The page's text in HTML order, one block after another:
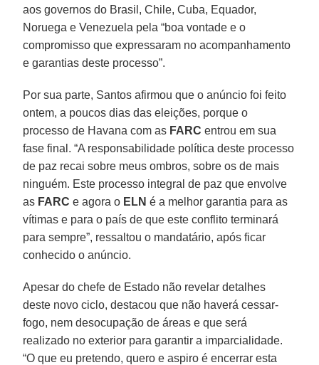
aos governos do Brasil, Chile, Cuba, Equador,
Noruega e Venezuela pela “boa vontade e o
compromisso que expressaram no acompanhamento
e garantias deste processo”.
Por sua parte, Santos afirmou que o anúncio foi feito
ontem, a poucos dias das eleições, porque o
processo de Havana com as FARC entrou em sua
fase final. “A responsabilidade política deste processo
de paz recai sobre meus ombros, sobre os de mais
ninguém. Este processo integral de paz que envolve
as FARC e agora o ELN é a melhor garantia para as
vítimas e para o país de que este conflito terminará
para sempre”, ressaltou o mandatário, após ficar
conhecido o anúncio.
Apesar do chefe de Estado não revelar detalhes
deste novo ciclo, destacou que não haverá cessar-
fogo, nem desocupação de áreas e que será
realizado no exterior para garantir a imparcialidade.
“O que eu pretendo, quero e aspiro é encerrar esta